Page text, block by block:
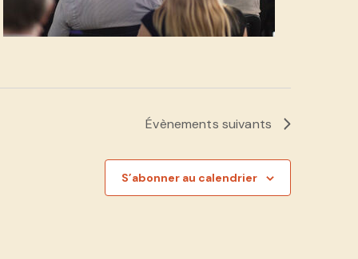
Évènements suivants
S’abonner au calendrier